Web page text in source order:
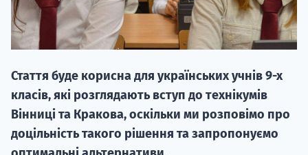
Стаття буде корисна для українських учнів 9-х
класів, які розглядають вступ до технікумів
Вінниці та Кракова, оскільки ми розповімо про
доцільність такого рішення та запропонуємо
вступ на